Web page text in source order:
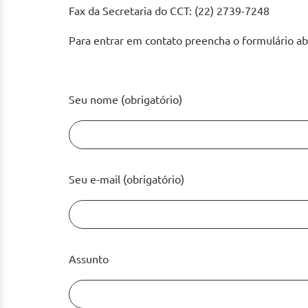
Fax da Secretaria do CCT: (22) 2739-7248
Para entrar em contato preencha o formulário
Seu nome (obrigatório)
Seu e-mail (obrigatório)
Assunto